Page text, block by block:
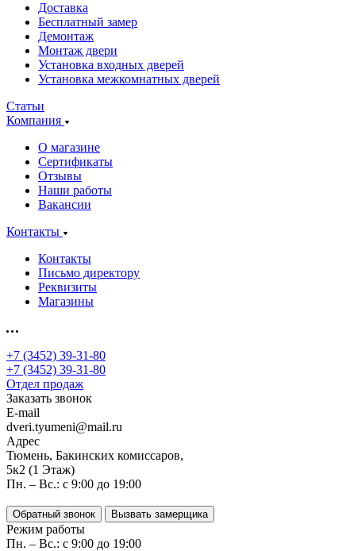
Доставка
Бесплатный замер
Демонтаж
Монтаж двери
Установка входных дверей
Установка межкомнатных дверей
Статьи
Компания
О магазине
Сертификаты
Отзывы
Наши работы
Вакансии
Контакты
Контакты
Письмо директору
Реквизиты
Магазины
+7 (3452) 39-31-80
+7 (3452) 39-31-80
Отдел продаж
Заказать звонок
E-mail
dveri.tyumeni@mail.ru
Адрес
Тюмень, Бакинских комиссаров,
5к2 (1 Этаж)
Пн. – Вс.: с 9:00 до 19:00
Обратный звонок Вызвать замерщика
Режим работы
Пн. – Вс.: с 9:00 до 19:00